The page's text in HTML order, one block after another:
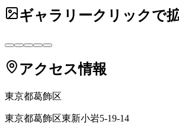
ギャラリークリックで
アクセス情報
東京都葛飾区
東京都葛飾区東新小岩5-19-14